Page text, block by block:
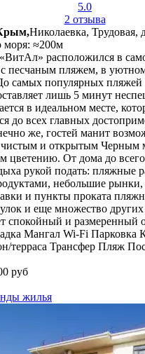
5.0
2 отзыва
Николаевка, Трудовая,
моря: ≈200м
расположился в
песчаным пляжем, в
самых популярных пляжей
лишь 5 минут
в идеальном месте,
до всех главных
же, гостей манит
чистым и открытым Черным
цветению. От дома до
рукой подать: пляжные
небольшие рынки,
и пункты проката
и еще множество
спокойный и размеренный
Мангал Wi-Fi Парковка
терраса Трансфер Пляж
руб
жилья